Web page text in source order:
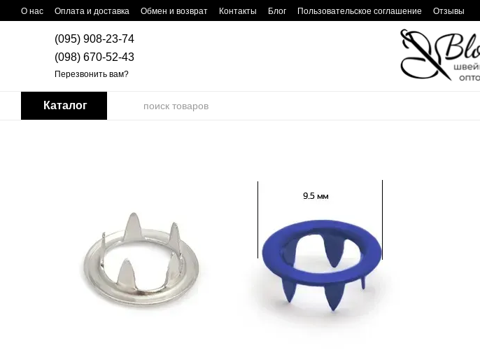
Перейти к основному контенту
О нас Оплата и доставка Обмен и возврат Контакты Блог Пользовательское соглашение Отзывы
(095) 908-23-74
(098) 670-52-43
Перезвонить вам?
Каталог